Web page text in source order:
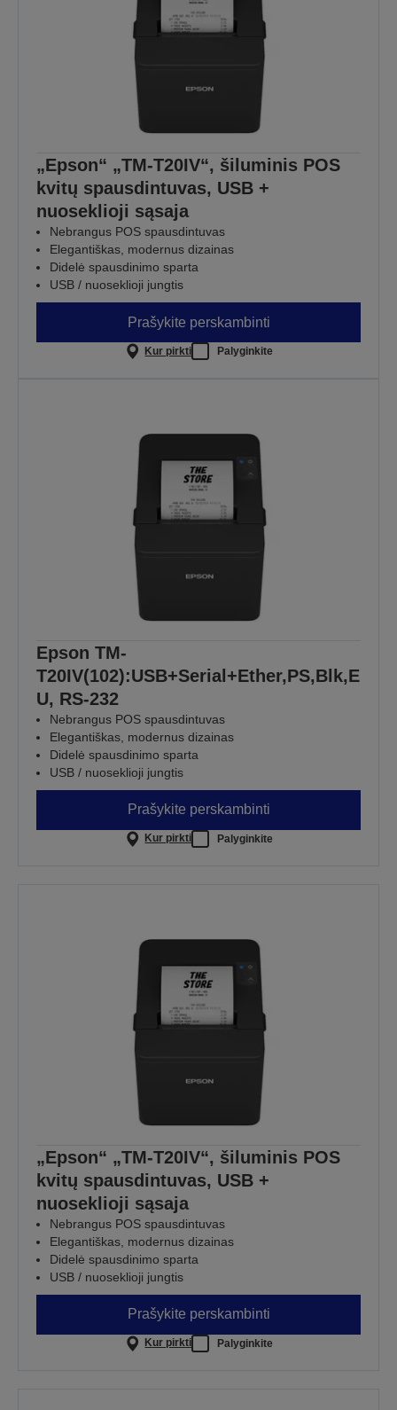
„Epson“ „TM-T20IV“, šiluminis POS
kvitų spausdintuvas, USB +
nuoseklioji sąsaja
Nebrangus POS spausdintuvas
Elegantiškas, modernus dizainas
Didelė spausdinimo sparta
USB / nuoseklioji jungtis
Prašykite perskambinti
Kur pirkti Palyginkite
Epson TM-
T20IV(102):USB+Serial+Ether,PS,Blk,E
U, RS-232
Nebrangus POS spausdintuvas
Elegantiškas, modernus dizainas
Didelė spausdinimo sparta
USB / nuoseklioji jungtis
Prašykite perskambinti
Kur pirkti Palyginkite
„Epson“ „TM-T20IV“, šiluminis POS
kvitų spausdintuvas, USB +
nuoseklioji sąsaja
Nebrangus POS spausdintuvas
Elegantiškas, modernus dizainas
Didelė spausdinimo sparta
USB / nuoseklioji jungtis
Prašykite perskambinti
Kur pirkti Palyginkite